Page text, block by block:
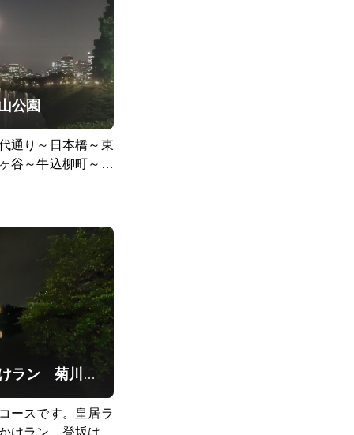
公園
通り～日本橋～東
谷～牛込柳町～早
んきついです。 新
ンから女子部まで
下町から山手おでかけラン 菊川橋→皇居→目白
ースです。皇居ラ
けラン、登坂は市